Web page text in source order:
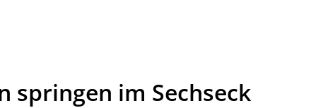
springen im Sechseck